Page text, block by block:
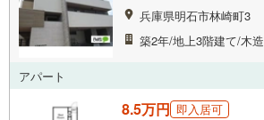
兵庫県明石市林崎町3
築2年/地上3階建て/木造
アパート
8.5万円 即入居可